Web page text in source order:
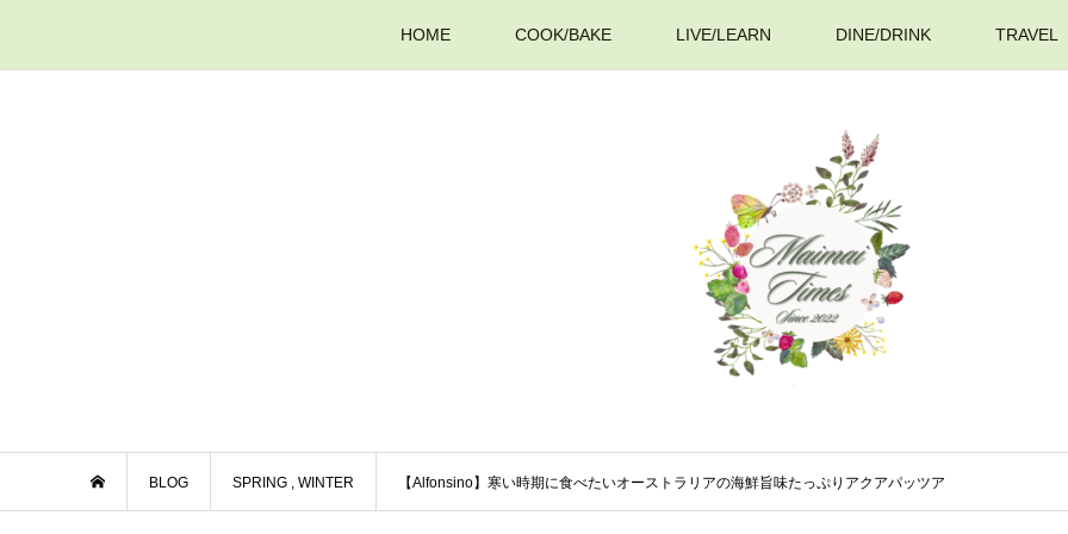
HOME COOK/BAKE LIVE/LEARN DINE/DRINK TRAVEL
BLOG SPRING , WINTER 【Alfonsino】寒い時期に食べたいオーストラリアの海鮮旨味たっぷりアクアパッツア